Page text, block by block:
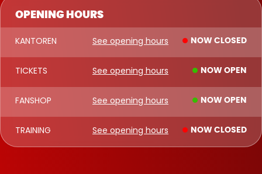
OPENING HOURS
KANTOREN See opening hours NOW CLOSED
TICKETS See opening hours NOW OPEN
FANSHOP See opening hours NOW OPEN
TRAINING See opening hours NOW CLOSED